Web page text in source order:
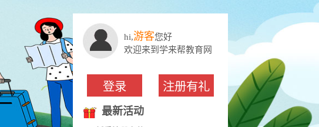
hi,游客您好
欢迎来到学来帮教育网
登录 注册有礼
最新活动